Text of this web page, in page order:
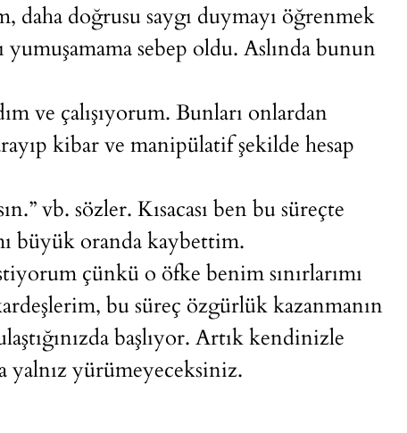
doğrusu saygı duymayı öğrenmek
sebep oldu. Aslında bunun
ve çalışıyorum. Bunları onlardan
kibar ve manipülatif şekilde hesap
vb. sözler. Kısacası ben bu süreçte
büyük oranda kaybettim.
çünkü o öfke benim sınırlarımı
bu süreç özgürlük kazanmanın
başlıyor. Artık kendinizle
yalnız yürümeyeceksiniz.